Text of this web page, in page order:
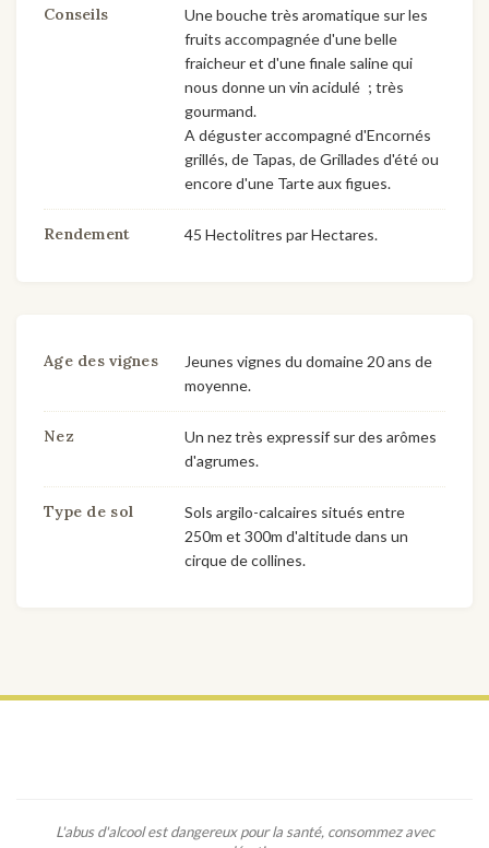
Conseils
Une bouche très aromatique sur les
fruits accompagnée d'une belle
fraicheur et d'une finale saline qui
nous donne un vin acidulé ; très
gourmand.
A déguster accompagné d'Encornés
grillés, de Tapas, de Grillades d'été ou
encore d'une Tarte aux figues.
Rendement 45 Hectolitres par Hectares.
Age des vignes
Jeunes vignes du domaine 20 ans de
moyenne.
Nez
Un nez très expressif sur des arômes
d'agrumes.
Type de sol
Sols argilo-calcaires situés entre
250m et 300m d'altitude dans un
cirque de collines.
L'abus d'alcool est dangereux pour la santé, consommez avec